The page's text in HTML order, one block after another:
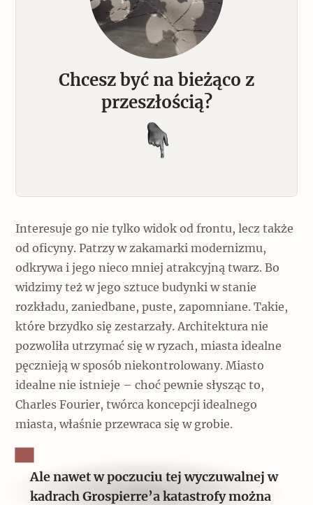
Chcesz być na bieżąco z
przeszłością?
Interesuje go nie tylko widok od frontu, lecz także
od oficyny. Patrzy w zakamarki modernizmu,
odkrywa i jego nieco mniej atrakcyjną twarz. Bo
widzimy też w jego sztuce budynki w stanie
rozkładu, zaniedbane, puste, zapomniane. Takie,
które brzydko się zestarzały. Architektura nie
pozwoliła utrzymać się w ryzach, miasta idealne
pęcznieją w sposób niekontrolowany. Miasto
idealne nie istnieje – choć pewnie słysząc to,
Charles Fourier, twórca koncepcji idealnego
miasta, właśnie przewraca się w grobie.
Ale nawet w poczuciu tej wyczuwalnej w
kadrach Grospierre’a katastrofy można